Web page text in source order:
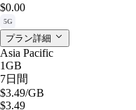
$0.00
5G
プラン詳細
Asia Pacific
1GB
7日間
$3.49/GB
$3.49